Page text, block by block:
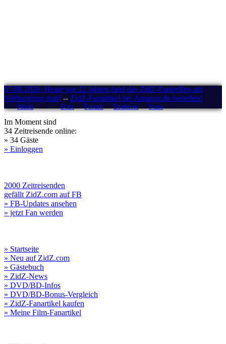
07.08.2026: Heute vor 22 Jahren fand das ZidZ-Fantreffen am
Nürburgring statt! -- ZidZ-Fanartikel bei Amazon.de bestellen!
Menü Start Forum Drehorte Stars
Im Moment sind
34 Zeitreisende online:
» 34 Gäste
» Einloggen
2000 Zeitreisenden
gefällt ZidZ.com auf FB
» FB-Updates ansehen
» jetzt Fan werden
» Startseite
» Neu auf ZidZ.com
» Gästebuch
» ZidZ-News
» DVD/BD-Infos
» DVD/BD-Bonus-Vergleich
» ZidZ-Fanartikel kaufen
» Meine Film-Fanartikel